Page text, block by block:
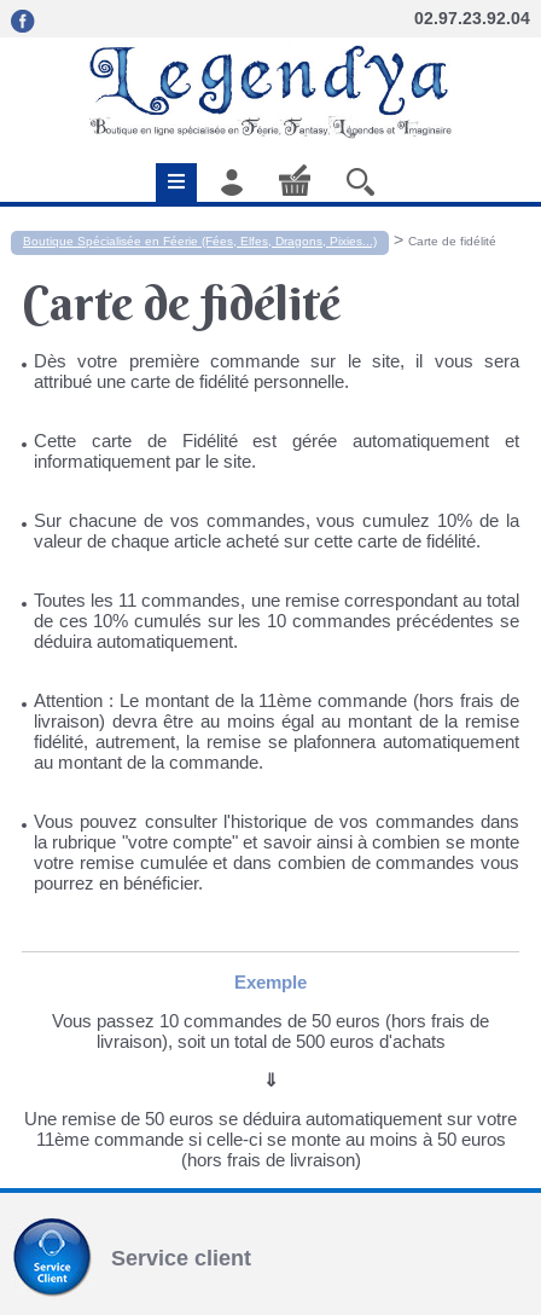
02.97.23.92.04
Boutique Spécialisée en Féerie (Fées, Elfes, Dragons, Pixies...) > Carte de fidélité
Carte de fidélité
Dès votre première commande sur le site, il vous sera
attribué une carte de fidélité personnelle.
Cette carte de Fidélité est gérée automatiquement et
informatiquement par le site.
Sur chacune de vos commandes, vous cumulez 10% de la
valeur de chaque article acheté sur cette carte de fidélité.
Toutes les 11 commandes, une remise correspondant au total
de ces 10% cumulés sur les 10 commandes précédentes se
déduira automatiquement.
Attention : Le montant de la 11ème commande (hors frais de
livraison) devra être au moins égal au montant de la remise
fidélité, autrement, la remise se plafonnera automatiquement
au montant de la commande.
Vous pouvez consulter l'historique de vos commandes dans
la rubrique "votre compte" et savoir ainsi à combien se monte
votre remise cumulée et dans combien de commandes vous
pourrez en bénéficier.
Exemple
Vous passez 10 commandes de 50 euros (hors frais de
livraison), soit un total de 500 euros d'achats
⇓
Une remise de 50 euros se déduira automatiquement sur votre
11ème commande si celle-ci se monte au moins à 50 euros
(hors frais de livraison)
Service client